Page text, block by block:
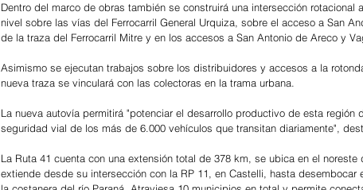
Dentro del marco de obras también se construirá una intersección rotacional
nivel sobre las vías del Ferrocarril General Urquiza, sobre el acceso a San
de la traza del Ferrocarril Mitre y en los accesos a San Antonio de Areco y
Asimismo se ejecutan trabajos sobre los distribuidores y accesos a la
nueva traza se vinculará con las colectoras en la trama urbana.
La nueva autovía permitirá "potenciar el desarrollo productivo de esta región
seguridad vial de los más de 6.000 vehículos que transitan diariamente",
La Ruta 41 cuenta con una extensión total de 378 km, se ubica en el
extiende desde su intersección con la RP 11, en Castelli, hasta desembocar